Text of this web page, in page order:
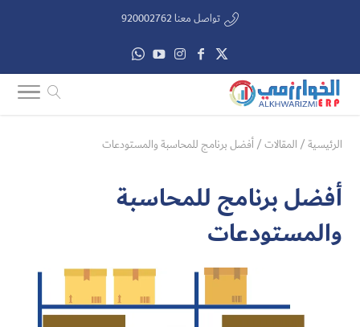
تواصل معنا 920002762
الرئيسية/ المقالات/أفضل برنامج للمحاسبة والمستودعات
أفضل برنامج للمحاسبة
والمستودعات